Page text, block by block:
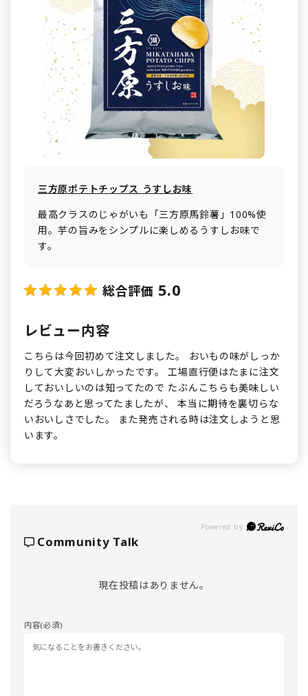
三方原ポテトチップス うすしお味
最高クラスのじゃがいも「三方原馬鈴薯」100%使
用。芋の旨みをシンプルに楽しめるうすしお味で
す。
総合評価 5.0
レビュー内容
こちらは今回初めて注文しました。 おいもの味がしっか
りして大変おいしかったです。 工場直行便はたまに注文
しておいしいのは知ってたので たぶんこちらも美味しい
だろうなあと思ってたましたが、 本当に期待を裏切らな
いおいしさでした。 また発売される時は注文しようと思
います。
Powered by
Community Talk
現在投稿はありません。
内容(必須)